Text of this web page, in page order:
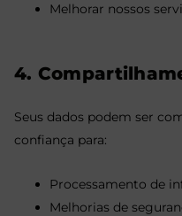
Melhorar nossos
4.
Seus dados podem ser
confiança para:
Processamento de
Melhorias de